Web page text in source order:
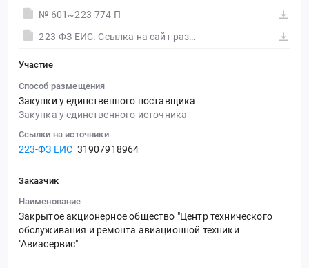
№ 601~223-774 П
223-ФЗ ЕИС. Ссылка на сайт размещения тендера #30557665559.doc
Участие
Способ размещения
Закупки у единственного поставщика
Закупка у единственного источника
Ссылки на источники
223-ФЗ ЕИС 31907918964
Заказчик
Наименование
Закрытое акционерное общество "Центр технического
обслуживания и ремонта авиационной техники
"Авиасервис"